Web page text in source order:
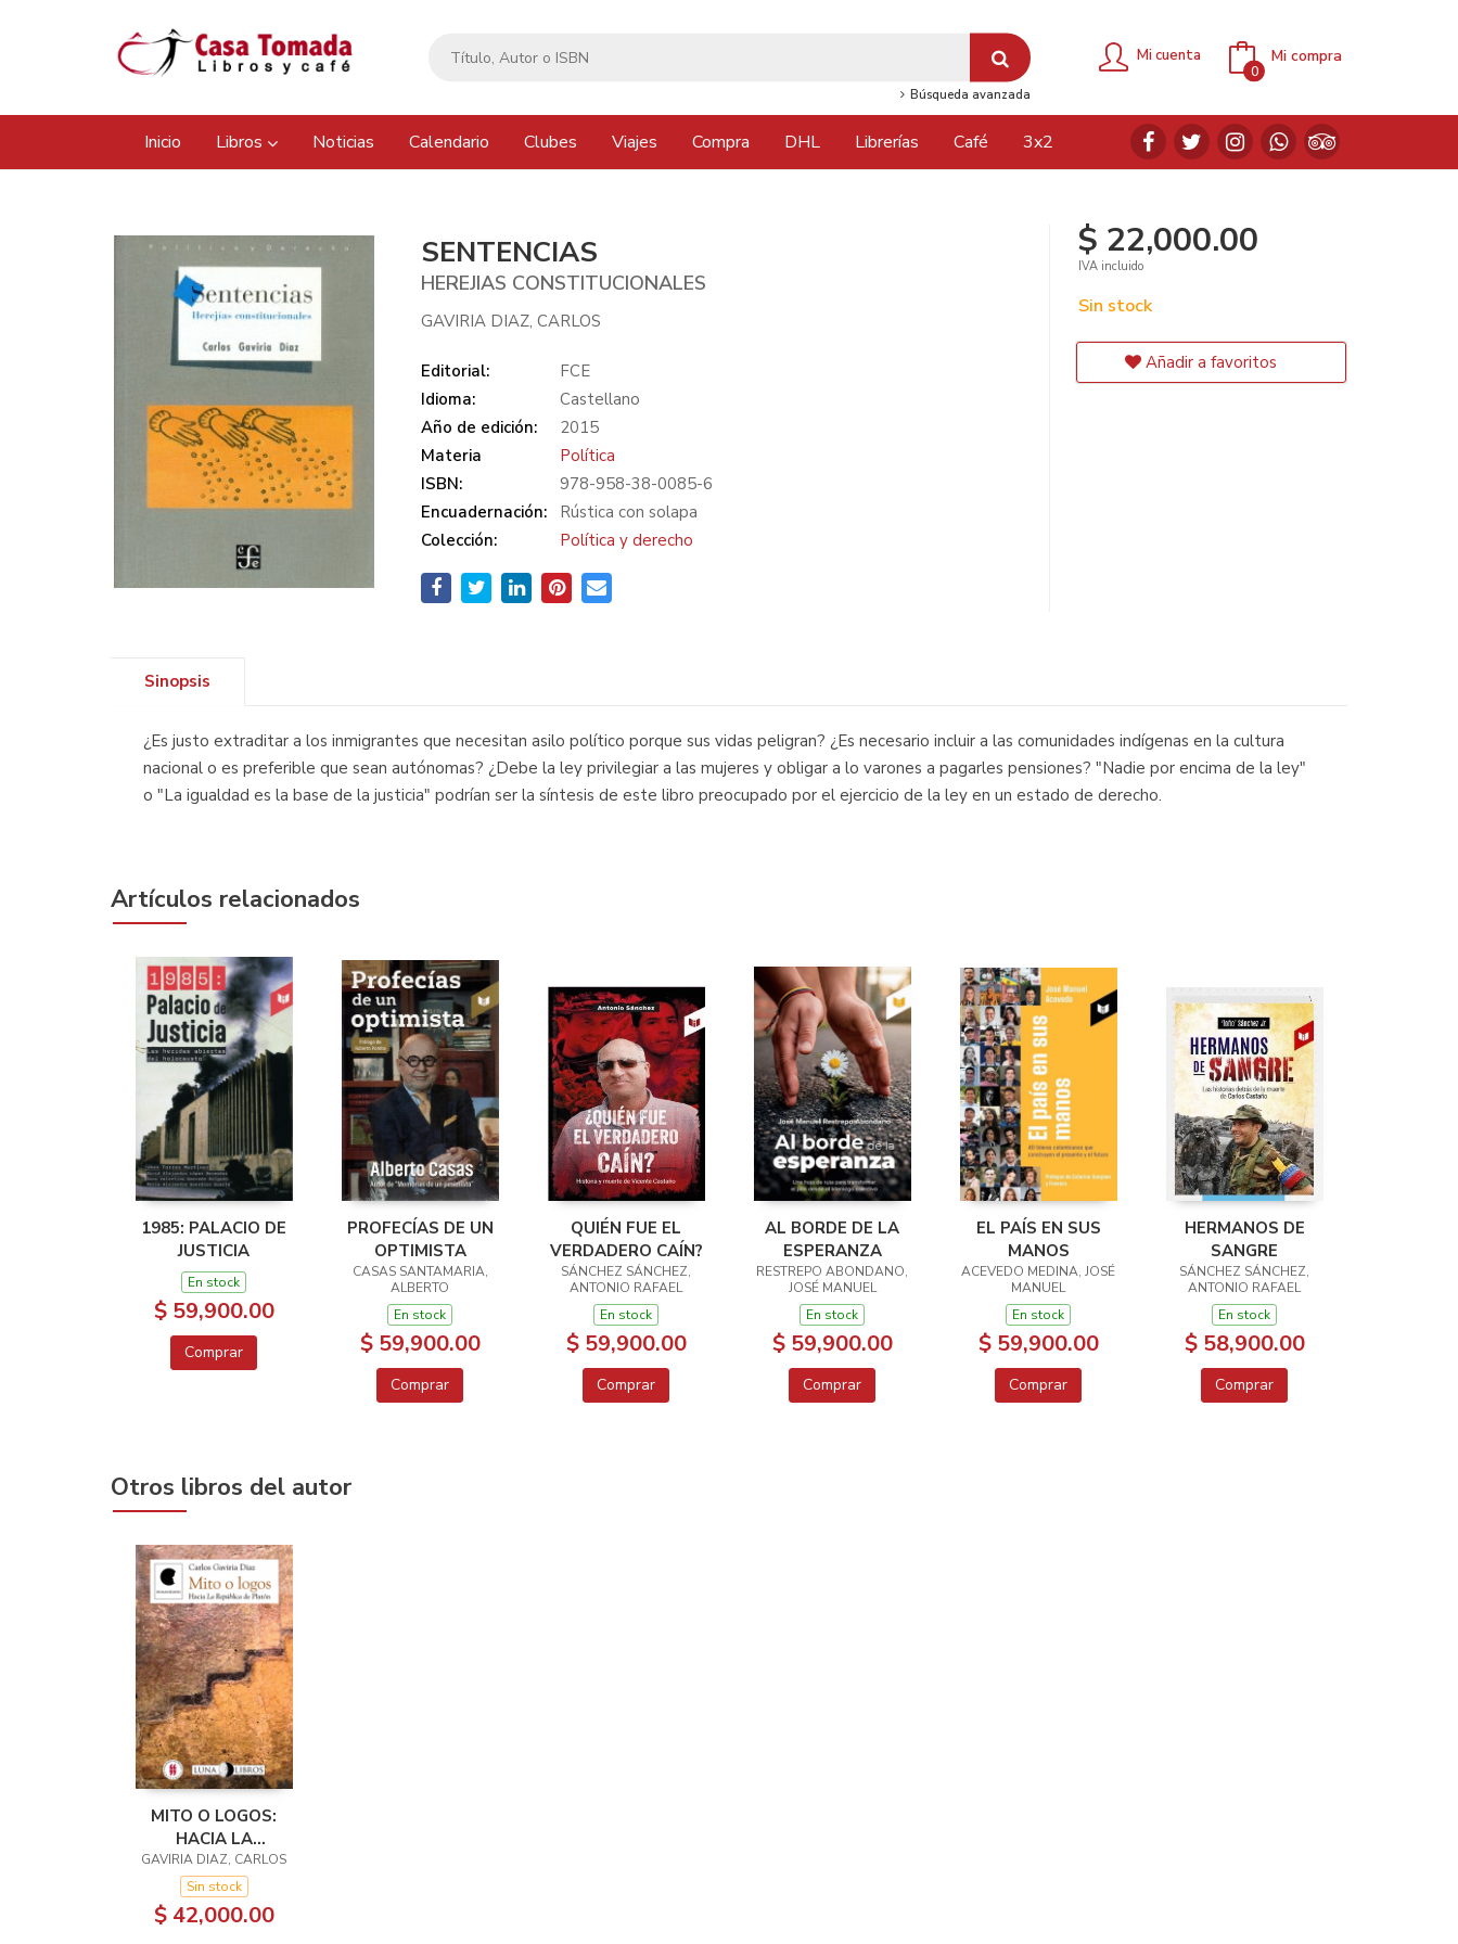
Búsqueda avanzada
Mi cuenta Mi compra
0
Inicio Libros Noticias Calendario Clubes Viajes Compra DHL Librerías Café 3x2
SENTENCIAS
HEREJIAS CONSTITUCIONALES
GAVIRIA DIAZ, CARLOS
Editorial:
FCE
Idioma:
Castellano
Año de edición:
2015
Materia
Política
ISBN:
978-958-38-0085-6
Encuadernación:
Rústica con solapa
Colección:
Política y derecho
$ 22,000.00
IVA incluido
Sin stock
Añadir a favoritos
Sinopsis
¿Es justo extraditar a los inmigrantes que necesitan asilo político porque sus vidas peligran? ¿Es necesario incluir a las comunidades indígenas en la cultura
nacional o es preferible que sean autónomas? ¿Debe la ley privilegiar a las mujeres y obligar a lo varones a pagarles pensiones? "Nadie por encima de la ley"
o "La igualdad es la base de la justicia" podrían ser la síntesis de este libro preocupado por el ejercicio de la ley en un estado de derecho.
Artículos relacionados
1985: PALACIO DE
JUSTICIA
En stock
$ 59,900.00
Comprar
PROFECÍAS DE UN
OPTIMISTA
CASAS SANTAMARIA,
ALBERTO
En stock
$ 59,900.00
Comprar
QUIÉN FUE EL
VERDADERO CAÍN?
SÁNCHEZ SÁNCHEZ,
ANTONIO RAFAEL
En stock
$ 59,900.00
Comprar
AL BORDE DE LA
ESPERANZA
RESTREPO ABONDANO,
JOSÉ MANUEL
En stock
$ 59,900.00
Comprar
EL PAÍS EN SUS
MANOS
ACEVEDO MEDINA, JOSÉ
MANUEL
En stock
$ 59,900.00
Comprar
HERMANOS DE
SANGRE
SÁNCHEZ SÁNCHEZ,
ANTONIO RAFAEL
En stock
$ 58,900.00
Comprar
Otros libros del autor
MITO O LOGOS:
HACIA LA
REPÚBLICA DE
PLATÓN
GAVIRIA DIAZ, CARLOS
Sin stock
$ 42,000.00